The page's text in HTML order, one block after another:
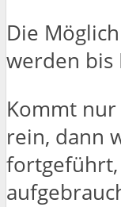
Die
werden bis
Kommt nur
rein, dann
fortgeführt,